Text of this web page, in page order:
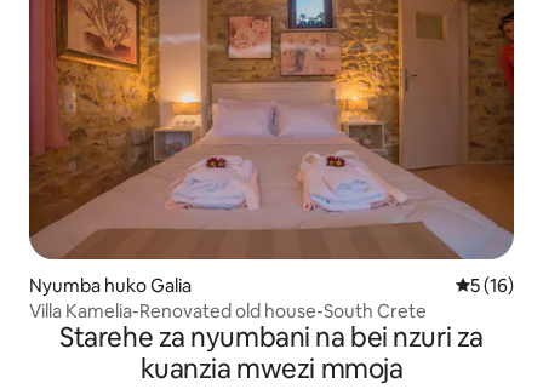
Nyumba huko Galia Ukadiriaji
5 (16)
Villa Kamelia-Renovated old house-South Crete
Starehe za nyumbani na bei nzuri za
kuanzia mwezi mmoja